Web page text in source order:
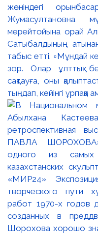
жөніндегі
Жумасултановна
мерейтойына орай
Сатыбалдының
табыс етті. ▫️Мұндай
зор. Олар ұлттық
сақтауға, оны
тыңдап, кейінгі ұрпаққа